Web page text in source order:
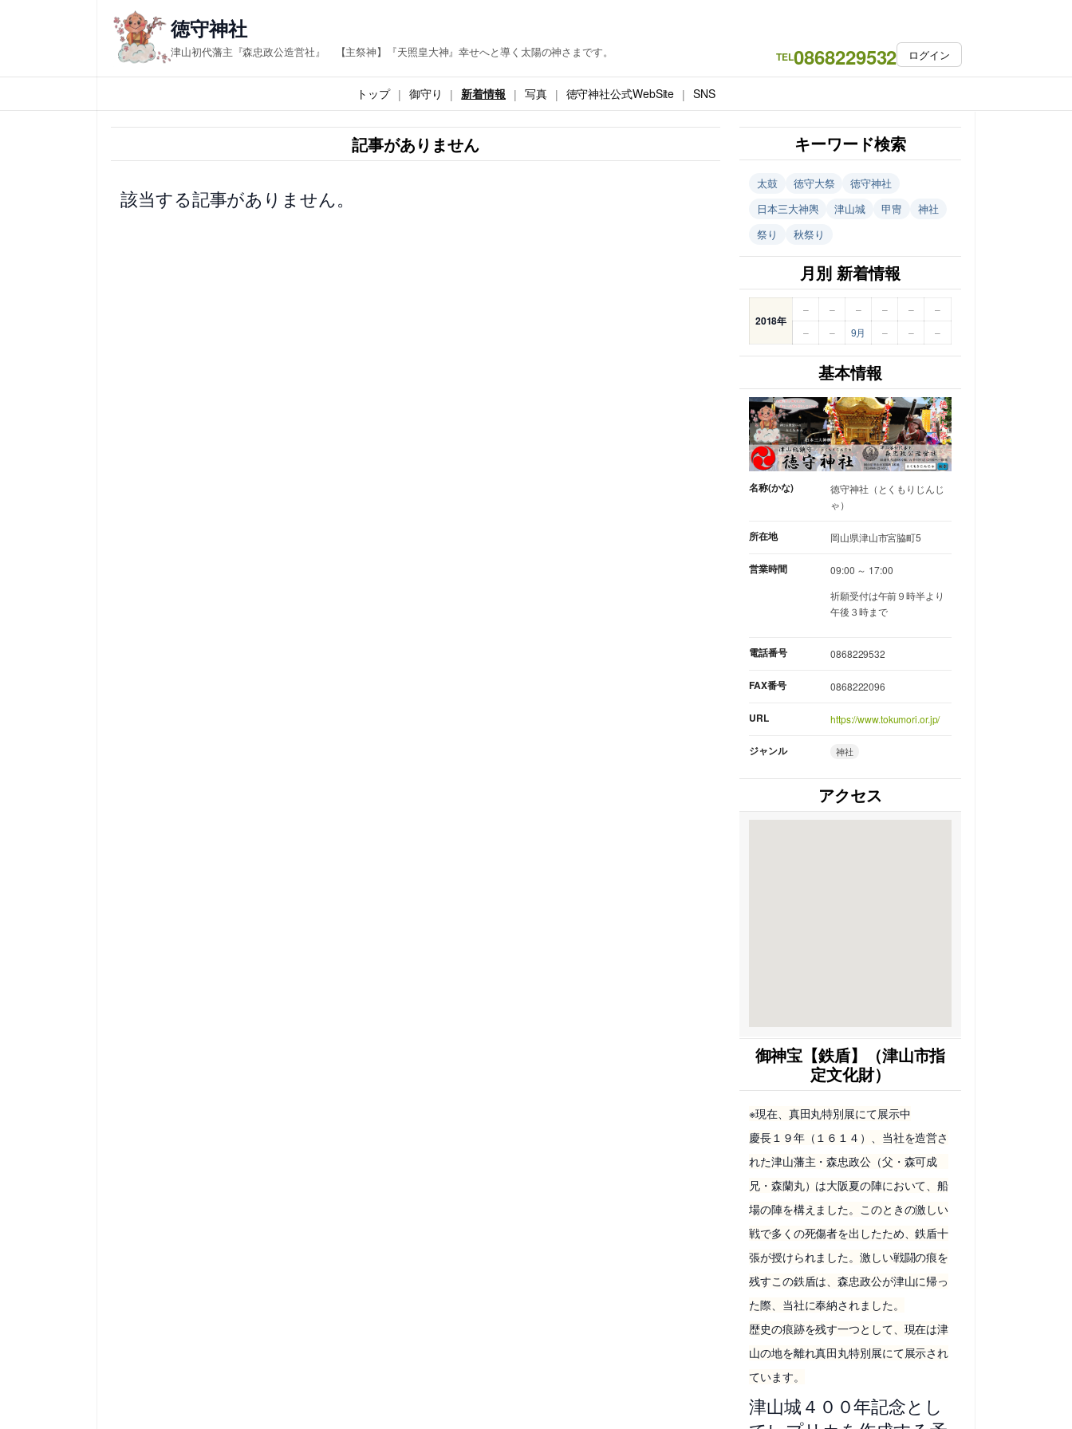
ス
キ
徳守神社
津山初代藩主『森忠政公造営社』 【主祭神】『天照皇大神』幸せへと導く太陽の神さまです。 TEL0868229532 ログイン
トップ 御守り 新着情報 写真 徳守神社公式WebSite SNS
記事がありません
該当する記事がありません。
キーワード検索
太鼓 徳守大祭
徳守神社
日本三大神輿
津山城 甲冑
神社
祭り
秋祭り
月別 新着情報
2018年
– – – – –
–
–
– 9月 – – –
基本情報
名称(かな)
徳守神社（とくもりじんじ
ゃ）
所在地 岡山県津山市宮脇町5
営業時間
09:00 ～ 17:00
祈願受付は午前９時半より
午後３時まで
電話番号 0868229532
FAX番号 0868222096
URL https://www.tokumori.or.jp/
ジャンル 神社
アクセス
御神宝【鉄盾】（津山市指
定文化財）
※現在、真田丸特別展にて展示中
慶長１９年（１６１４）、当社を造営さ
れた津山藩主・森忠政公（父・森可成
兄・森蘭丸）は大阪夏の陣において、船
場の陣を構えました。このときの激しい
戦で多くの死傷者を出したため、鉄盾十
張が授けられました。激しい戦闘の痕を
残すこの鉄盾は、森忠政公が津山に帰っ
た際、当社に奉納されました。
歴史の痕跡を残す一つとして、現在は津
山の地を離れ真田丸特別展にて展示され
ています。
津山城４００年記念とし